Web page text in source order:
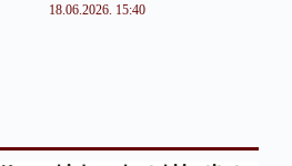
18.06.2026. 15:40